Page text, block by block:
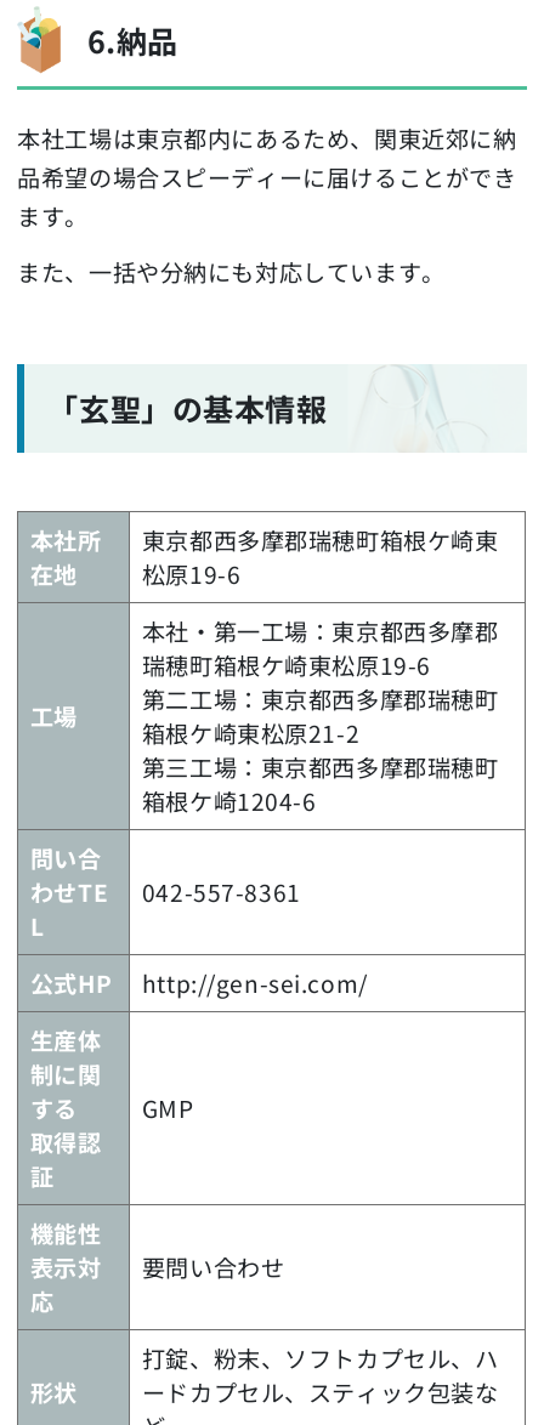
6.納品
本社工場は東京都内にあるため、関東近郊に納
品希望の場合スピーディーに届けることができ
ます。
また、一括や分納にも対応しています。
「玄聖」の基本情報
本社所
在地
東京都西多摩郡瑞穂町箱根ケ崎東
松原19-6
工場
本社・第一工場：東京都西多摩郡
瑞穂町箱根ケ崎東松原19-6
第二工場：東京都西多摩郡瑞穂町
箱根ケ崎東松原21-2
第三工場：東京都西多摩郡瑞穂町
箱根ケ崎1204-6
問い合
わせTE
L
042-557-8361
公式HP
http://gen-sei.com/
生産体
制に関
する
取得認
証
GMP
機能性
表示対
応
要問い合わせ
形状
打錠、粉末、ソフトカプセル、ハ
ードカプセル、スティック包装な